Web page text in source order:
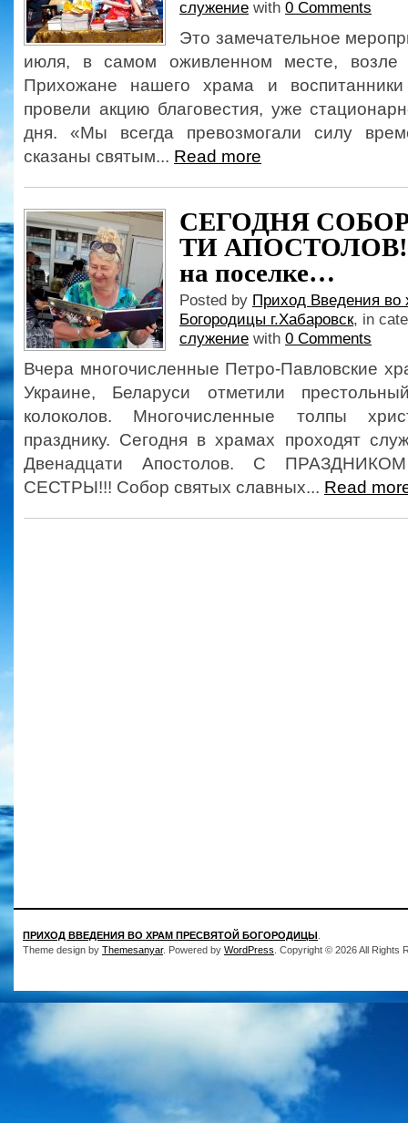
служение with 0 Comments
Это замечательное
июля, в самом оживленном месте, возле
Прихожане нашего храма и
провели акцию благовестия, уже
дня. «Мы всегда превозмогали силу
сказаны святым... Read more
СЕГОДНЯ
ТИ АПОСТОЛОВ!
на поселке…
Posted by Приход Введения во
Богородицы г.Хабаровск, in
служение with 0 Comments
Вчера многочисленные Петро-Павловские
Украине, Беларуси отметили
колоколов. Многочисленные толпы
празднику. Сегодня в храмах проходят
Двенадцати Апостолов. С
СЕСТРЫ!!! Собор святых славных... Read
ПРИХОД ВВЕДЕНИЯ ВО ХРАМ ПРЕСВЯТОЙ БОГОРОДИЦЫ
Theme design by Themesanyar. Powered by WordPress . Copyright © 2026 All Rights